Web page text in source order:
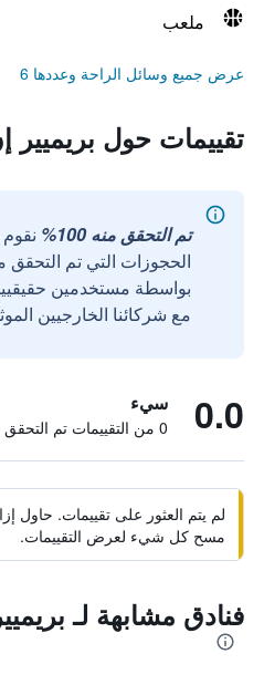
ملعب
عرض جميع وسائل الراحة وعددها 6
تقييمات حول بريميير
تم التحقق منه 100%
الحجوزات التي تم التحقق
مع شركائنا الخارجيين
0.0 سيء
0 من التقييمات تم التحقق منها
لم يتم العثور على تقييمات. حاول
مسح كل شيء لعرض التقييمات.
فنادق مشابهة لـ